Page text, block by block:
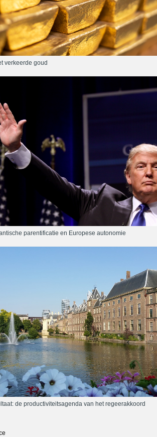
verkeerde goud
parentificatie en Europese autonomie
de productiviteitsagenda van het regeerakkoord